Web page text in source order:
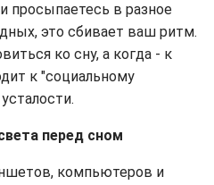
просыпаетесь в разное
это сбивает ваш ритм.
ко сну, а когда - к
к "социальному
перед сном
компьютеров и